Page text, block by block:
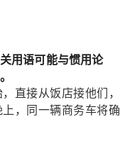
用语可能与惯用论
直接从饭店接他们，
，同一辆商务车将确